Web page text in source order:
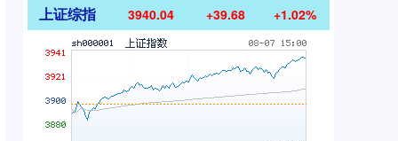
上证综指 3940.04 +39.68 +1.02%